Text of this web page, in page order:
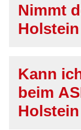
Nimmt
Kann
beim